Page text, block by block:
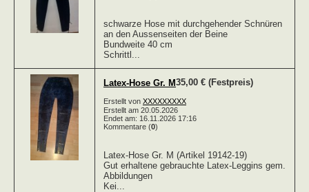
schwarze Hose mit durchgehender Schnüren
an den Aussenseiten der Beine
Bundweite 40 cm
Schrittl...
Latex-Hose Gr. M35,00 € (Festpreis)
Erstellt von XXXXXXXXX
Erstellt am 20.05.2026
Endet am: 16.11.2026 17:16
Kommentare (0)
Latex-Hose Gr. M (Artikel 19142-19)
Gut erhaltene gebrauchte Latex-Leggins gem.
Abbildungen
Kei...